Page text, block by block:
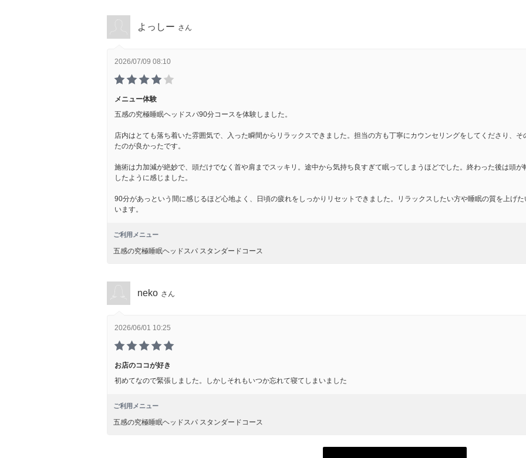
よっしー さん
2026/07/09 08:10
メニュー体験
五感の究極睡眠ヘッドスパ90分コースを体験しました。
店内はとても落ち着いた雰囲気で、入った瞬間からリラックスできました。担当の方も丁寧にカウンセリングをしてくださり、
たのが良かったです。
施術は力加減が絶妙で、頭だけでなく首や肩までスッキリ。途中から気持ち良すぎて眠ってしまうほどでした。終わった後は頭
したように感じました。
90分があっという間に感じるほど心地よく、日頃の疲れをしっかりリセットできました。リラックスしたい方や睡眠の質を上げ
います。
ご利用メニュー
五感の究極睡眠ヘッドスパ スタンダードコース
neko さん
2026/06/01 10:25
お店のココが好き
初めてなので緊張しました。しかしそれもいつか忘れて寝てしまいました
ご利用メニュー
五感の究極睡眠ヘッドスパ スタンダードコース